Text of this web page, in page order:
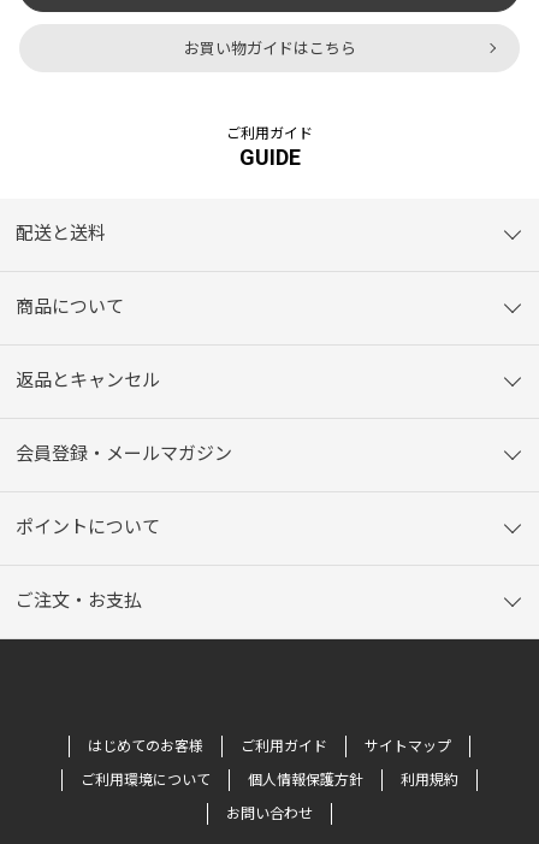
お買い物ガイドはこちら
ご利用ガイド
GUIDE
配送と送料
商品について
返品とキャンセル
会員登録・メールマガジン
ポイントについて
ご注文・お支払
はじめてのお客様 ご利用ガイド
サイトマップ
ご利用環境について
個人情報保護方針
利用規約
お問い合わせ